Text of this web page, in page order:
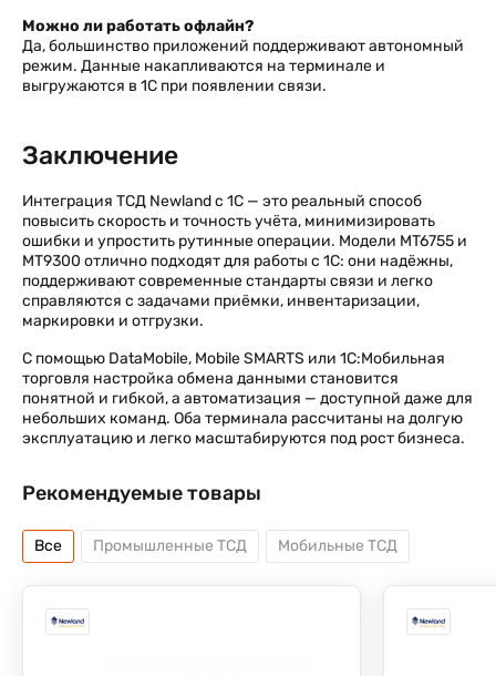
Можно ли работать офлайн?
Да, большинство приложений поддерживают автономный
режим. Данные накапливаются на терминале и
выгружаются в 1С при появлении связи.
Заключение
Интеграция ТСД Newland с 1С — это реальный способ
повысить скорость и точность учёта, минимизировать
ошибки и упростить рутинные операции. Модели MT6755 и
MT9300 отлично подходят для работы с 1С: они надёжны,
поддерживают современные стандарты связи и легко
справляются с задачами приёмки, инвентаризации,
маркировки и отгрузки.
С помощью DataMobile, Mobile SMARTS или 1С:Мобильная
торговля настройка обмена данными становится
понятной и гибкой, а автоматизация — доступной даже для
небольших команд. Оба терминала рассчитаны на долгую
эксплуатацию и легко масштабируются под рост бизнеса.
Рекомендуемые товары
Все Промышленные ТСД Мобильные ТСД